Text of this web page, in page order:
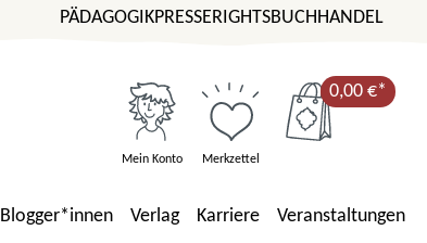
PÄDAGOGIKPRESSERIGHTSBUCHHANDEL
Mein Konto Merkzettel
0,00 €*
Blogger*innen Verlag Karriere Veranstaltungen